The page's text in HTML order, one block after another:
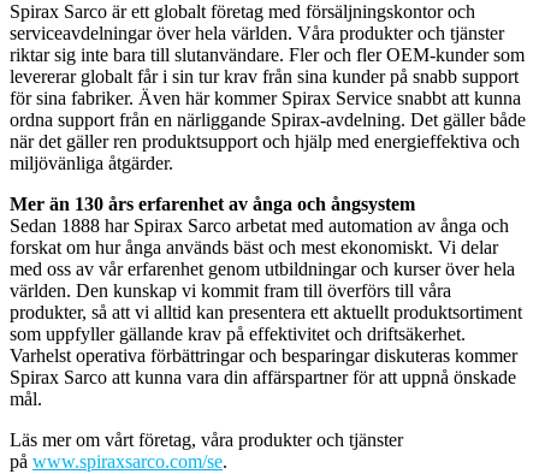
Spirax Sarco är ett globalt företag med försäljningskontor och
serviceavdelningar över hela världen. Våra produkter och tjänster
riktar sig inte bara till slutanvändare. Fler och fler OEM-kunder som
levererar globalt får i sin tur krav från sina kunder på snabb support
för sina fabriker. Även här kommer Spirax Service snabbt att kunna
ordna support från en närliggande Spirax-avdelning. Det gäller både
när det gäller ren produktsupport och hjälp med energieffektiva och
miljövänliga åtgärder.
Mer än 130 års erfarenhet av ånga och ångsystem
Sedan 1888 har Spirax Sarco arbetat med automation av ånga och
forskat om hur ånga används bäst och mest ekonomiskt. Vi delar
med oss av vår erfarenhet genom utbildningar och kurser över hela
världen. Den kunskap vi kommit fram till överförs till våra
produkter, så att vi alltid kan presentera ett aktuellt produktsortiment
som uppfyller gällande krav på effektivitet och driftsäkerhet.
Varhelst operativa förbättringar och besparingar diskuteras kommer
Spirax Sarco att kunna vara din affärspartner för att uppnå önskade
mål.
Läs mer om vårt företag, våra produkter och tjänster
på www.spiraxsarco.com/se.